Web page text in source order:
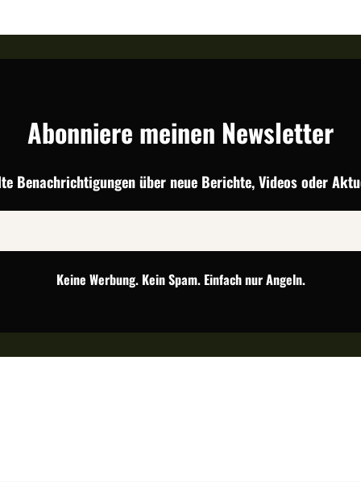
Abonniere meinen Newsletter
Benachrichtigungen über neue Berichte, Videos oder
Keine Werbung. Kein Spam. Einfach nur Angeln.